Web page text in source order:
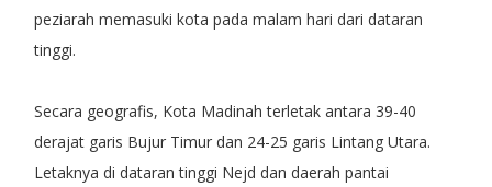
peziarah memasuki kota pada malam hari dari dataran
tinggi.
Secara geografis, Kota Madinah terletak antara 39-40
derajat garis Bujur Timur dan 24-25 garis Lintang Utara.
Letaknya di dataran tinggi Nejd dan daerah pantai